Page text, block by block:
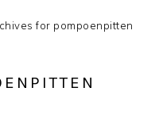
for pompoenpitten